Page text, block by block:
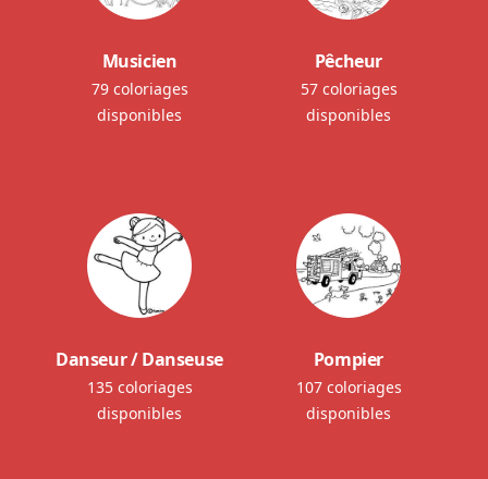
Musicien
79 coloriages
disponibles
Pêcheur
57 coloriages
disponibles
Danseur / Danseuse
135 coloriages
disponibles
Pompier
107 coloriages
disponibles